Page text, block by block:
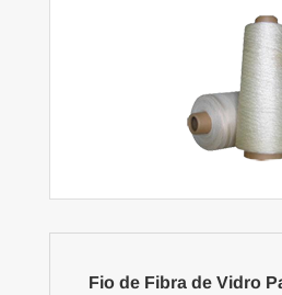
Fio de Fibra de Vidro